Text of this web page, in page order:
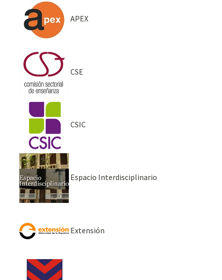
APEX
CSE
CSIC
Espacio Interdisciplinario
Extensión